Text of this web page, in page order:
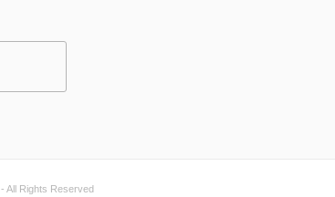
- All Rights Reserved